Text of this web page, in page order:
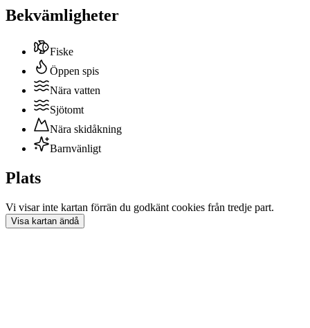
Bekvämligheter
Fiske
Öppen spis
Nära vatten
Sjötomt
Nära skidåkning
Barnvänligt
Plats
Vi visar inte kartan förrän du godkänt cookies från tredje part.
Visa kartan ändå